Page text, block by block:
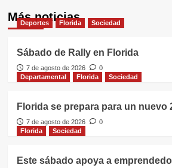
Más noticias
Deportes Florida Sociedad
Sábado de Rally en Florida
7 de agosto de 2026
0
Departamental
Florida Sociedad
Florida se prepara para un nuevo
7 de agosto de 2026
0
Florida
Sociedad
Este sábado apoya a